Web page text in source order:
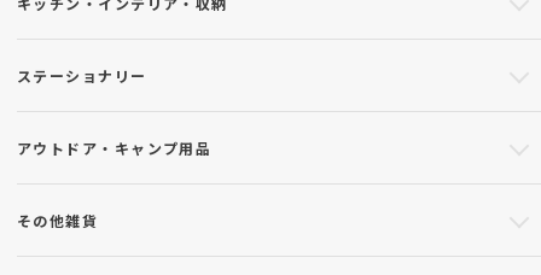
ステーショナリー
アウトドア・キャンプ用品
その他雑貨